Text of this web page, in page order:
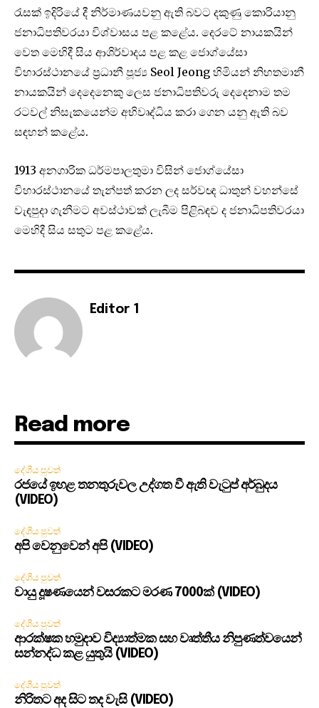
රැසක් ඉදිරියේ දී නිර්මාණයවනු ඇති බවට දකුණු කොරියානු
ජනාධිපතිවරයා විශ්වාසය පළ කළේය. දෙරටේ නායකයින්
වෙත මෙහිදී සිය ආශිර්වාදය පළ කළ ජොග්යේසා
විහාරස්ථානයේ ප්‍රධානී පූජ්‍ය Seol Jeong හිමියන් නිහතමානී
නායකයින් දෙදෙනෙකු ලෙස ජනාධිපතිවරු දෙදෙනාම තම
රටවල් නිසැකයෙන්ම අභිවෘද්ධිය කරා ගෙන යනු ඇති බව
සඳහන් කළේය.
1913 අනගාරික ධර්මපාලතුමා විසින් ජොග්යේසා
විහාරස්ථානයේ තැන්පත් කරන ලද සර්වඥ ධාතුන් වහන්සේ
වැඳපුදා ගැනීමට අවස්ථාවක් ලැබීම පිළිබඳව ද ජනාධිපතිවරයා
මෙහිදී සිය සතුට පළ කළේය.
Editor 1
Read more
දේශීය පුවත්
රජයේ ඉහළ තනතුරුවල උද්ගත වී ඇති වැටුප් අර්බුදය
(VIDEO)
දේශීය පුවත්
අපි වෙනුවෙන් අපි (VIDEO)
දේශීය පුවත්
වායු දූෂණයෙන් වසරකට මරණ 7000ක් (VIDEO)
දේශීය පුවත්
ආරක්ෂක හමුදාව විද්‍යාත්මක සහ වෘත්තීය නිපුණත්වයෙන්
සන්නද්ධ කළ යුතුයි (VIDEO)
දේශීය පුවත්
නිරිතට අද සිට තද වැසි (VIDEO)